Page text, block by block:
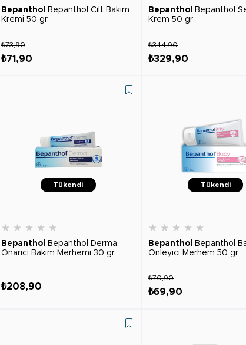
Bepanthol
Bepanthol Cilt Bakım
Kremi 50 gr
₺71,90
₺73,90
Bepanthol
Bepanthol
Krem 50 gr
₺329,90
₺344,90
Tükendi
★ ★ ★ ★ ★
Bepanthol
Bepanthol Derma
Onarıcı Bakım Merhemi 30 gr
₺208,90
Tükendi
★ ★ ★ ★ ★
Bepanthol
Bepanthol
Önleyici Merhem 50 gr
₺69,90
₺70,90